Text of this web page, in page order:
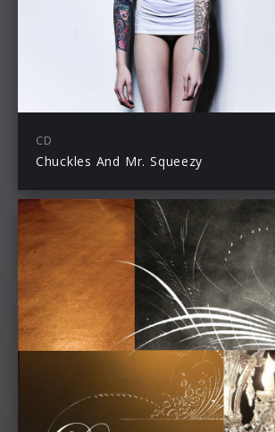
CD
Chuckles And Mr. Squeezy